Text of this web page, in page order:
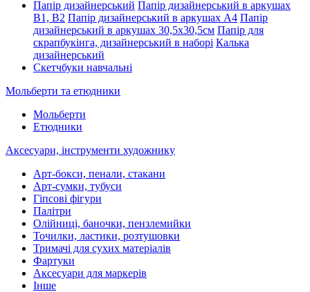
Папір дизайнерський Папір дизайнерський в аркушах
В1, В2 Папір дизайнерський в аркушах А4 Папір
дизайнерський в аркушах 30,5х30,5см Папір для
скрапбукінга, дизайнерський в наборі Калька
дизайнерський
Скетчбуки навчальні
Мольберти та етюдники
Мольберти
Етюдники
Аксесуари, інструменти художнику
Арт-бокси, пенали, стакани
Арт-сумки, тубуси
Гіпсові фігури
Палітри
Олійниці, баночки, пензлемийки
Точилки, ластики, розтушовки
Тримачі для сухих матеріалів
Фартуки
Аксесуари для маркерів
Інше